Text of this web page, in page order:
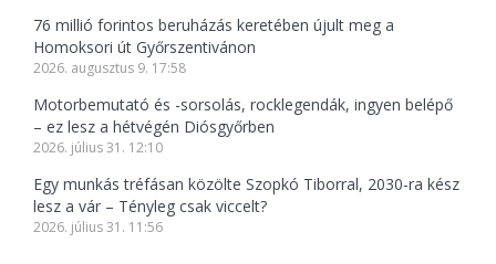
76 millió forintos beruházás keretében újult meg a
Homoksori út Győrszentivánon
2026. augusztus 9. 17:58
Motorbemutató és -sorsolás, rocklegendák, ingyen belépő
– ez lesz a hétvégén Diósgyőrben
2026. július 31. 12:10
Egy munkás tréfásan közölte Szopkó Tiborral, 2030-ra kész
lesz a vár – Tényleg csak viccelt?
2026. július 31. 11:56